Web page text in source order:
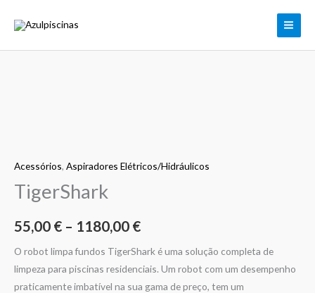
Acessórios, Aspiradores Elétricos/Hidráulicos
TigerShark
55,00 € – 1180,00 €
O robot limpa fundos TigerShark é uma solução completa de
limpeza para piscinas residenciais. Um robot com um desempenho
praticamente imbatível na sua gama de preço, tem um